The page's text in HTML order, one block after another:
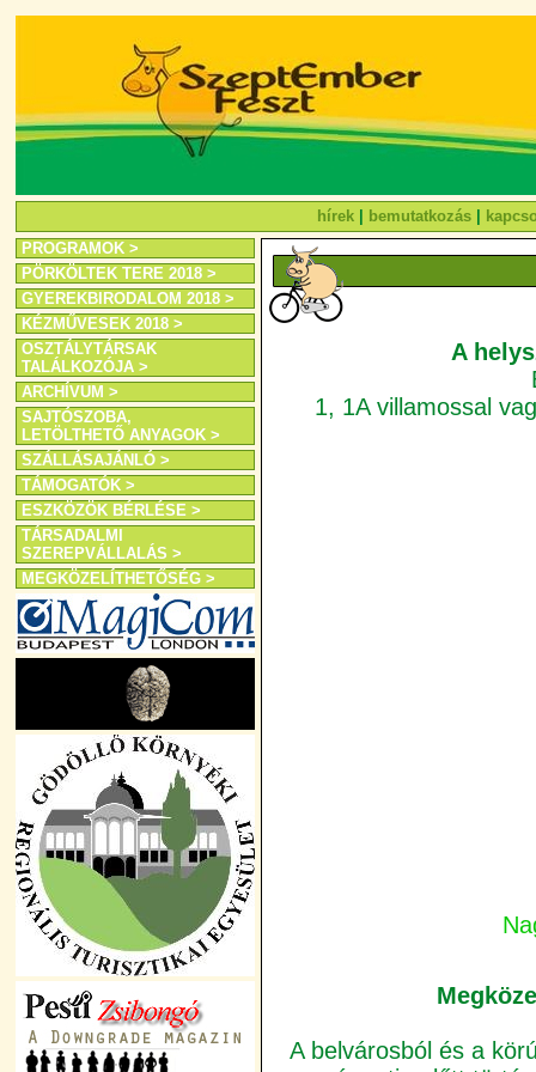
hírek bemutatkozás
PROGRAMOK >
PÖRKÖLTEK TERE 2018 >
GYEREKBIRODALOM 2018 >
KÉZMŰVESEK 2018 >
OSZTÁLYTÁRSAK
TALÁLKOZÓJA >
ARCHÍVUM >
SAJTÓSZOBA,
LETÖLTHETŐ ANYAGOK >
SZÁLLÁSAJÁNLÓ >
TÁMOGATÓK >
ESZKÖZÖK BÉRLÉSE >
TÁRSADALMI
SZEREPVÁLLALÁS >
MEGKÖZELÍTHETŐSÉG >
A
1, 1A villamossal
A belvárosból és a